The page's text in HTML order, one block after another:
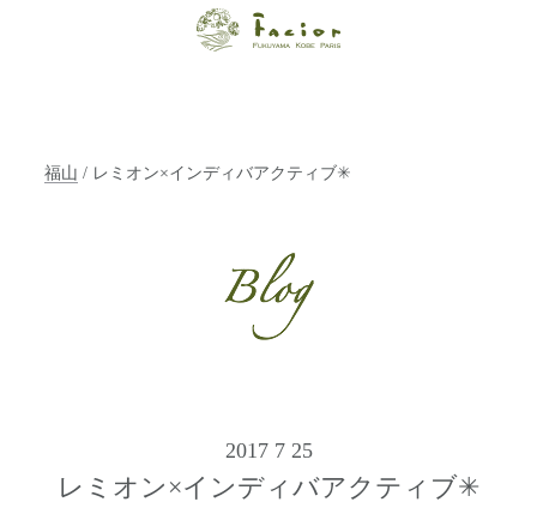
ン ファシオー
輝く美をトータ
ルでご提案しま
す。
福山 / レミオン×インディバアクティブ✳︎
2017 7 25
レミオン×インディバアクティブ✳︎